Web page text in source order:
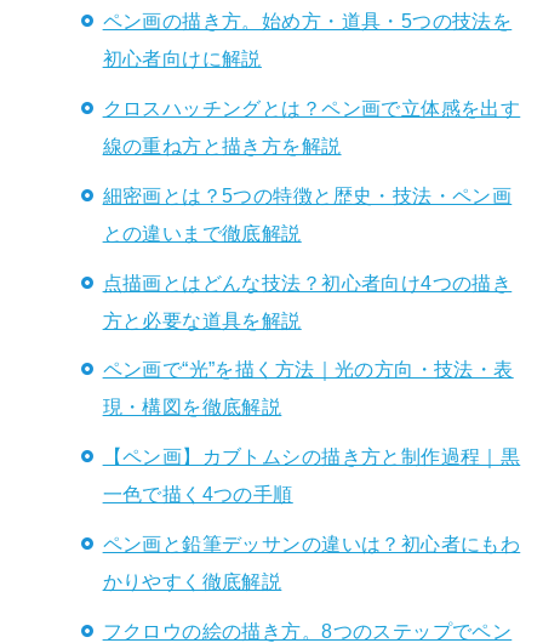
ペン画の描き方。始め方・道具・5つの技法を
初心者向けに解説
クロスハッチングとは？ペン画で立体感を出す
線の重ね方と描き方を解説
細密画とは？5つの特徴と歴史・技法・ペン画
との違いまで徹底解説
点描画とはどんな技法？初心者向け4つの描き
方と必要な道具を解説
ペン画で“光”を描く方法｜光の方向・技法・表
現・構図を徹底解説
【ペン画】カブトムシの描き方と制作過程｜黒
一色で描く4つの手順
ペン画と鉛筆デッサンの違いは？初心者にもわ
かりやすく徹底解説
フクロウの絵の描き方。8つのステップでペン